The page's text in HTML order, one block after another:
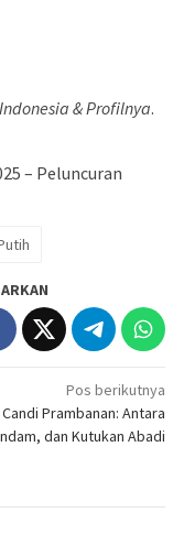
& Profilnya.
– Peluncuran
Pos berikutnya
Prambanan: Antara
dan Kutukan Abadi